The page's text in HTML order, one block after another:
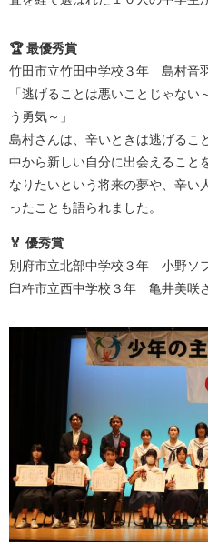
🏆 最優秀賞
竹田市立竹田中学校３年 島村音
「逃げることは悪いことじゃな
う勇気～」
島村さんは、辛いときは逃げるこ
中から新しい自分に出会えること
なりたいという将来の夢や、辛い
ったことも語られました。
🏅 優秀賞
別府市立北部中学校３年 小野ソ
臼杵市立西中学校３年 亀井美咲